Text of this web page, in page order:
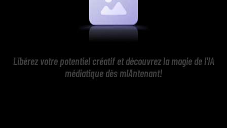
Libérez votre potentiel créatif et découvrez la magie de l'IA
médiatique dès mIAntenant!